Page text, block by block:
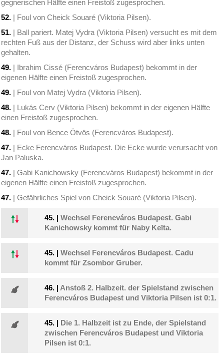
gegnerischen Hälfte einen Freistoß zugesprochen.
52. | Foul von Cheick Souaré (Viktoria Pilsen).
51. | Ball pariert. Matej Vydra (Viktoria Pilsen) versucht es mit dem
rechten Fuß aus der Distanz, der Schuss wird aber links unten
gehalten.
49. | Ibrahim Cissé (Ferencváros Budapest) bekommt in der
eigenen Hälfte einen Freistoß zugesprochen.
49. | Foul von Matej Vydra (Viktoria Pilsen).
48. | Lukás Cerv (Viktoria Pilsen) bekommt in der eigenen Hälfte
einen Freistoß zugesprochen.
48. | Foul von Bence Ötvös (Ferencváros Budapest).
47. | Ecke Ferencváros Budapest. Die Ecke wurde verursacht von
Jan Paluska.
47. | Gabi Kanichowsky (Ferencváros Budapest) bekommt in der
eigenen Hälfte einen Freistoß zugesprochen.
47. | Gefährliches Spiel von Cheick Souaré (Viktoria Pilsen).
45. |Wechsel Ferencváros Budapest. Gabi
Kanichowsky kommt für Naby Keïta.
45. |Wechsel Ferencváros Budapest. Cadu
kommt für Zsombor Gruber.
46. | Anstoß 2. Halbzeit. der Spielstand zwischen
Ferencváros Budapest und Viktoria Pilsen ist 0:1.
45. | Die 1. Halbzeit ist zu Ende, der Spielstand
zwischen Ferencváros Budapest und Viktoria
Pilsen ist 0:1.